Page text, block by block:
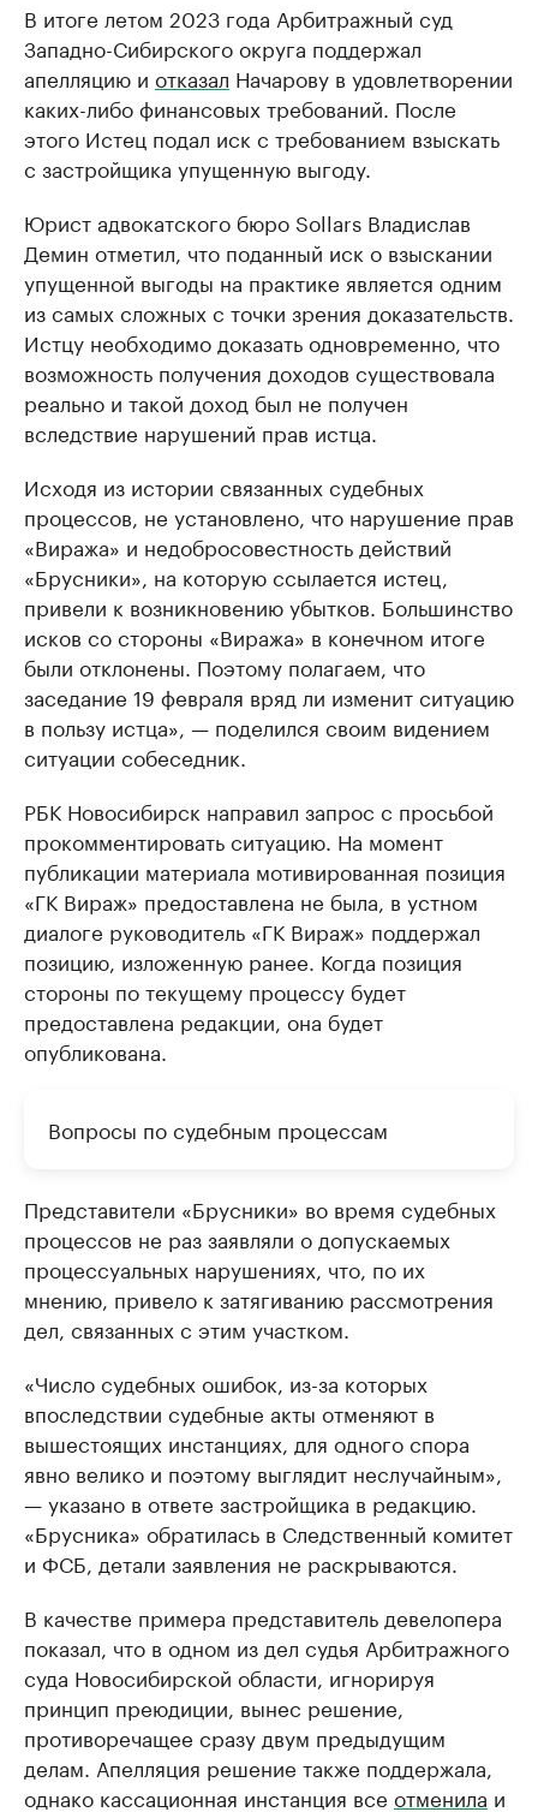
В итоге летом 2023 года Арбитражный суд
Западно-Сибирского округа поддержал
апелляцию и отказал Начарову в удовлетворении
каких-либо финансовых требований. После
этого Истец подал иск с требованием взыскать
с застройщика упущенную выгоду.
Юрист адвокатского бюро Sollars Владислав
Демин отметил, что поданный иск о взыскании
упущенной выгоды на практике является одним
из самых сложных с точки зрения доказательств.
Истцу необходимо доказать одновременно, что
возможность получения доходов существовала
реально и такой доход был не получен
вследствие нарушений прав истца.
Исходя из истории связанных судебных
процессов, не установлено, что нарушение прав
«Виража» и недобросовестность действий
«Брусники», на которую ссылается истец,
привели к возникновению убытков. Большинство
исков со стороны «Виража» в конечном итоге
были отклонены. Поэтому полагаем, что
заседание 19 февраля вряд ли изменит ситуацию
в пользу истца», — поделился своим видением
ситуации собеседник.
РБК Новосибирск направил запрос с просьбой
прокомментировать ситуацию. На момент
публикации материала мотивированная позиция
«ГК Вираж» предоставлена не была, в устном
диалоге руководитель «ГК Вираж» поддержал
позицию, изложенную ранее. Когда позиция
стороны по текущему процессу будет
предоставлена редакции, она будет
опубликована.
Вопросы по судебным процессам
Представители «Брусники» во время судебных
процессов не раз заявляли о допускаемых
процессуальных нарушениях, что, по их
мнению, привело к затягиванию рассмотрения
дел, связанных с этим участком.
«Число судебных ошибок, из-за которых
впоследствии судебные акты отменяют в
вышестоящих инстанциях, для одного спора
явно велико и поэтому выглядит неслучайным»,
— указано в ответе застройщика в редакцию.
«Брусника» обратилась в Следственный комитет
и ФСБ, детали заявления не раскрываются.
В качестве примера представитель девелопера
показал, что в одном из дел судья Арбитражного
суда Новосибирской области, игнорируя
принцип преюдиции, вынес решение,
противоречащее сразу двум предыдущим
делам. Апелляция решение также поддержала,
однако кассационная инстанция все отменила и